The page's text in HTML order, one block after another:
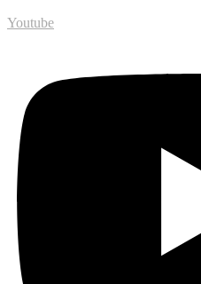
Youtube